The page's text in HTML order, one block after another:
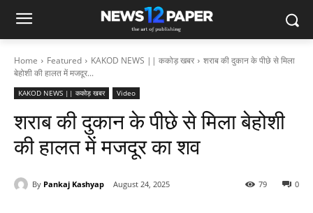
Home Featured KAKOD NEWS || ककोड़ खबर
शराब की दुकान के पीछे से मिला
बेहोशी की हालत में मजदूर...
KAKOD NEWS || ककोड़ खबर Video
शराब की दुकान के पीछे से मिला बेहोशी
की हालत में मजदूर का शव
By Pankaj Kashyap August 24, 2025 0
79